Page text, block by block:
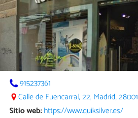
915237361
Calle de Fuencarral, 22, Madrid, 28001
Sitio web:https://www.quiksilver.es/